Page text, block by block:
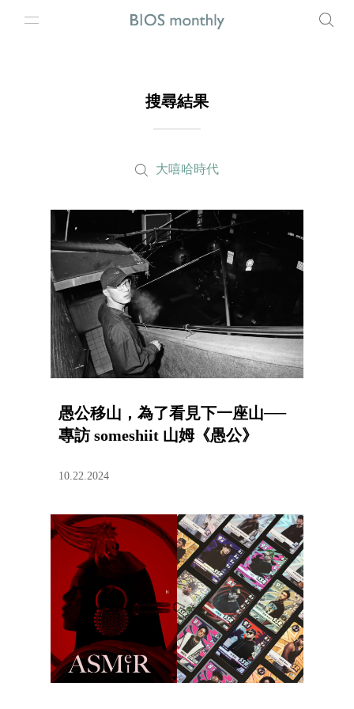
搜尋結果
大嘻哈時代
愚公移山，為了看見下一座山──
專訪 someshiit 山姆《愚公》
10.22.2024